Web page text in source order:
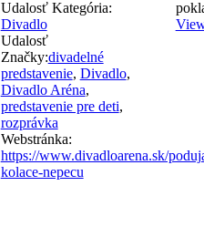
Udalosť Kategória:
Divadlo
Udalosť
Značky:divadelné
predstavenie, Divadlo,
Divadlo Aréna,
predstavenie pre deti,
rozprávka
Webstránka:
https://www.divadloarena.sk/
kolace-nepecu